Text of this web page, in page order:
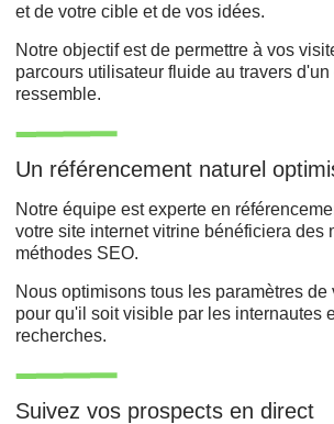
et de votre cible et de vos idées.
Notre objectif est de permettre à vos
parcours utilisateur fluide au travers
ressemble.
Un référencement naturel
Notre équipe est experte en
votre site internet vitrine bénéficiera des
méthodes SEO.
Nous optimisons tous les paramètres
pour qu'il soit visible par les internautes
recherches.
Suivez vos prospects en direct